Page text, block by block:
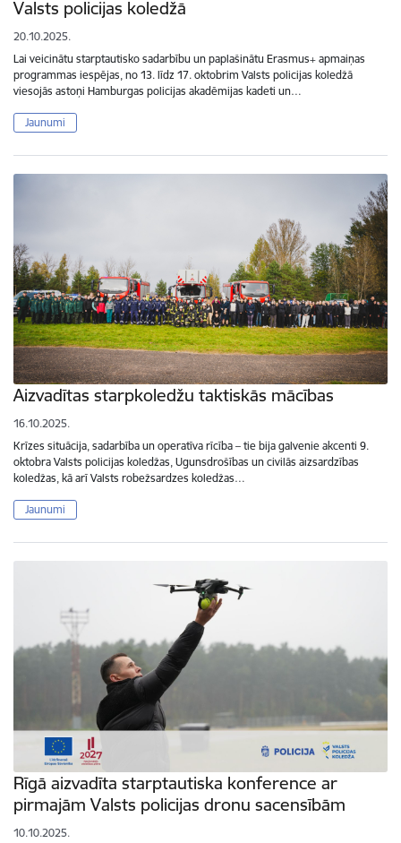
Valsts policijas koledžā
20.10.2025.
Lai veicinātu starptautisko sadarbību un paplašinātu Erasmus+ apmaiņas
programmas iespējas, no 13. līdz 17. oktobrim Valsts policijas koledžā
viesojās astoņi Hamburgas policijas akadēmijas kadeti un…
Jaunumi
Aizvadītas starpkoledžu taktiskās mācības
16.10.2025.
Krīzes situācija, sadarbība un operatīva rīcība – tie bija galvenie akcenti 9.
oktobra Valsts policijas koledžas, Ugunsdrošības un civilās aizsardzības
koledžas, kā arī Valsts robežsardzes koledžas…
Jaunumi
Rīgā aizvadīta starptautiska konference ar
pirmajām Valsts policijas dronu sacensībām
10.10.2025.